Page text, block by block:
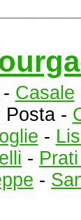
- Casale
Posta -
-
-
-